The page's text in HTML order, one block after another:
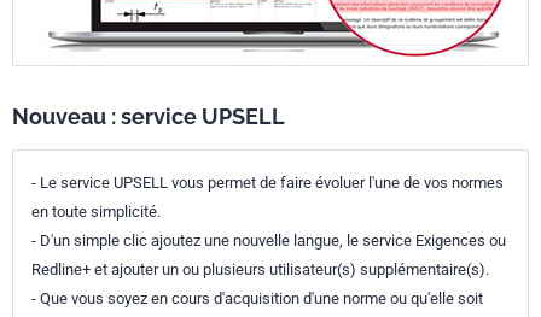
Nouveau : service UPSELL
- Le service UPSELL vous permet de faire évoluer l'une de vos normes
en toute simplicité.
- D'un simple clic ajoutez une nouvelle langue, le service Exigences ou
Redline+ et ajouter un ou plusieurs utilisateur(s) supplémentaire(s).
- Que vous soyez en cours d'acquisition d'une norme ou qu'elle soit